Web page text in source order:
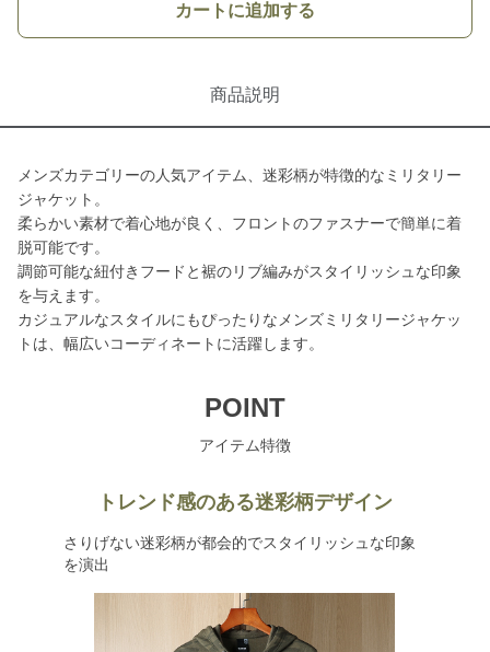
カートに追加する
商品説明
メンズカテゴリーの人気アイテム、迷彩柄が特徴的なミリタリー
ジャケット。
柔らかい素材で着心地が良く、フロントのファスナーで簡単に着
脱可能です。
調節可能な紐付きフードと裾のリブ編みがスタイリッシュな印象
を与えます。
カジュアルなスタイルにもぴったりなメンズミリタリージャケッ
トは、幅広いコーディネートに活躍します。
POINT
アイテム特徴
トレンド感のある迷彩柄デザイン
さりげない迷彩柄が都会的でスタイリッシュな印象
を演出